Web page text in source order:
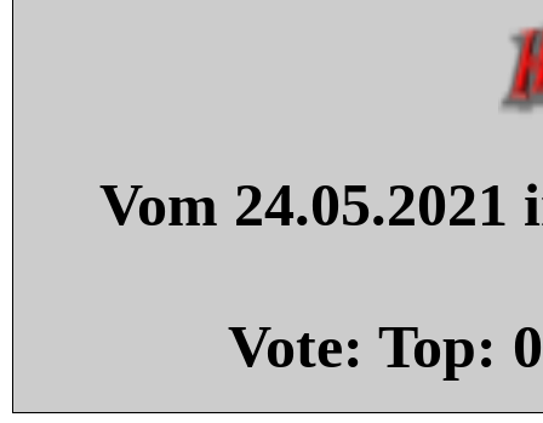
Vom
Vote: Top: 0